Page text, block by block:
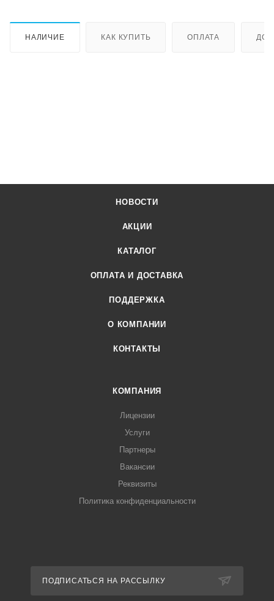
НАЛИЧИЕ КАК КУПИТЬ ОПЛАТА
НОВОСТИ
АКЦИИ
КАТАЛОГ
ОПЛАТА И ДОСТАВКА
ПОДДЕРЖКА
О КОМПАНИИ
КОНТАКТЫ
КОМПАНИЯ
Лицензии
Услуги
Партнеры
Вакансии
Реквизиты
Политика конфиденциальности
ПОДПИСАТЬСЯ НА РАССЫЛКУ